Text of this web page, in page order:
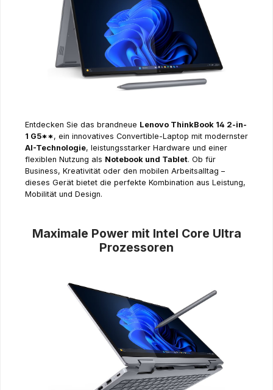
Entdecken Sie das brandneue Lenovo ThinkBook 14 2-in-
1 G5**, ein innovatives Convertible-Laptop mit modernster
AI-Technologie, leistungsstarker Hardware und einer
flexiblen Nutzung als Notebook und Tablet. Ob für
Business, Kreativität oder den mobilen Arbeitsalltag –
dieses Gerät bietet die perfekte Kombination aus Leistung,
Mobilität und Design.
Maximale Power mit Intel Core Ultra
Prozessoren